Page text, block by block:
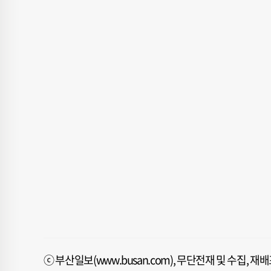
ⓒ 부산일보(www.busan.com), 무단전재 및 수집, 재